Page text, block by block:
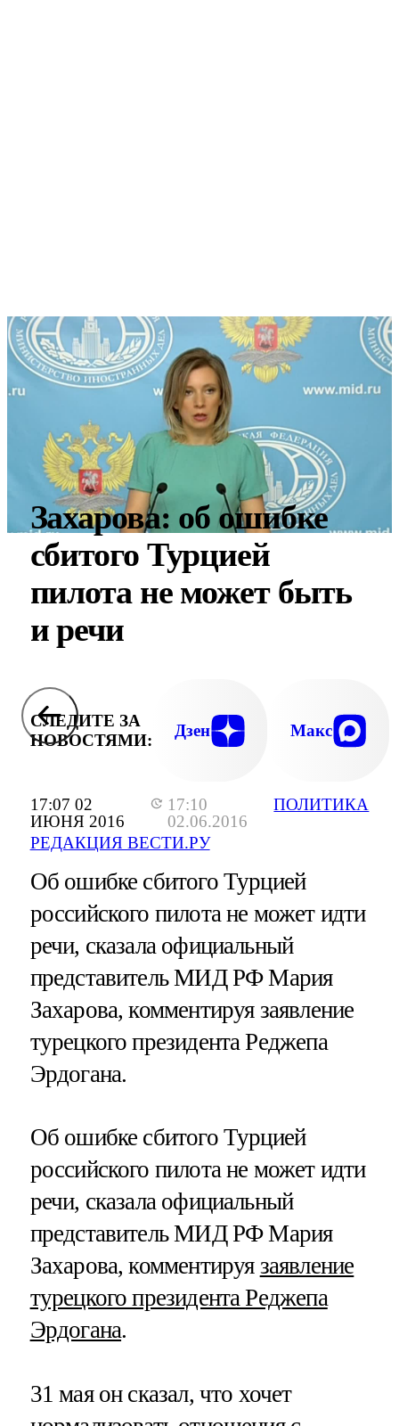
17:07 02
ИЮНЯ 2016
17:10
02.06.2016
РЕДАКЦИЯ ВЕСТИ.РУ
ПОЛИТИКА
Захарова: об ошибке
сбитого Турцией
пилота не может быть
и речи
СЛЕДИТЕ ЗА
НОВОСТЯМИ:
Дзен Макс
Об ошибке сбитого Турцией
российского пилота не может идти
речи, сказала официальный
представитель МИД РФ Мария
Захарова, комментируя заявление
турецкого президента Реджепа
Эрдогана.
Об ошибке сбитого Турцией
российского пилота не может идти
речи, сказала официальный
представитель МИД РФ Мария
Захарова, комментируя заявление
турецкого президента Реджепа
Эрдогана.
31 мая он сказал, что хочет